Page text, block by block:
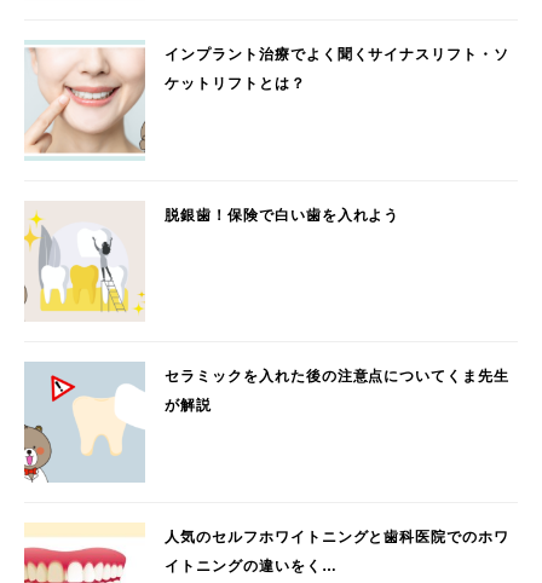
インプラント治療でよく聞くサイナスリフト・ソ
ケットリフトとは？
脱銀歯！保険で白い歯を入れよう
セラミックを入れた後の注意点についてくま先生
が解説
人気のセルフホワイトニングと歯科医院でのホワ
イトニングの違いをく…